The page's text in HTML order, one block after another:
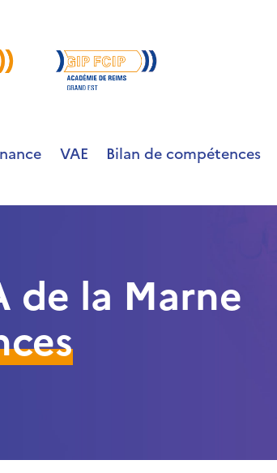
VAE Bilan de compétences
de la Marne